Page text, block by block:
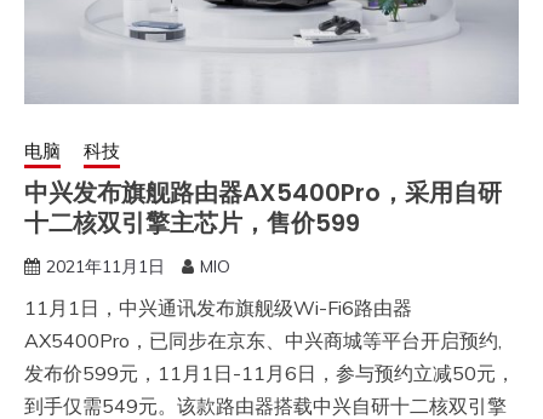
电脑 科技
中兴发布旗舰路由器AX5400Pro，采用自研
十二核双引擎主芯片，售价599
2021年11月1日 MIO
11月1日，中兴通讯发布旗舰级Wi-Fi6路由器
AX5400Pro，已同步在京东、中兴商城等平台开启预约,
发布价599元，11月1日-11月6日，参与预约立减50元，
到手仅需549元。该款路由器搭载中兴自研十二核双引擎